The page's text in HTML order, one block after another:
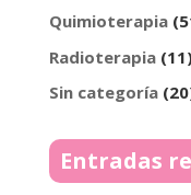
Quimioterapia
Radioterapia
Sin categoría
Entradas